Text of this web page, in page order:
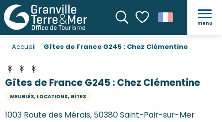
Recherche
Voir les favoris
menu
Accueil Gîtes de France G245 : Chez Clémentine
Gîtes de France G245 : Chez Clémentine
MEUBLÉS, LOCATIONS, GÎTES
1003 Route des Mérais, 50380 Saint-Pair-sur-Mer